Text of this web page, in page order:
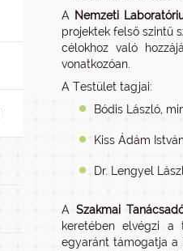
A Nemzeti
projektek felső szintű
célokhoz való
vonatkozóan.
A Testület tagjai:
Bódis László,
Kiss Ádám
Dr. Lengyel
A Szakmai
keretében elvégzi a
egyaránt támogatja a